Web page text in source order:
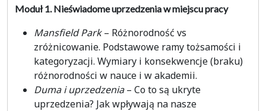
Moduł 1.Nieświadome uprzedzenia w miejscu pracy
Mansfield Park– Różnorodność vs
zróżnicowanie. Podstawowe ramy tożsamości i
kategoryzacji. Wymiary i konsekwencje (braku)
różnorodności w nauce i w akademii.
Duma i uprzedzenia– Co to są ukryte
uprzedzenia? Jak wpływają na nasze